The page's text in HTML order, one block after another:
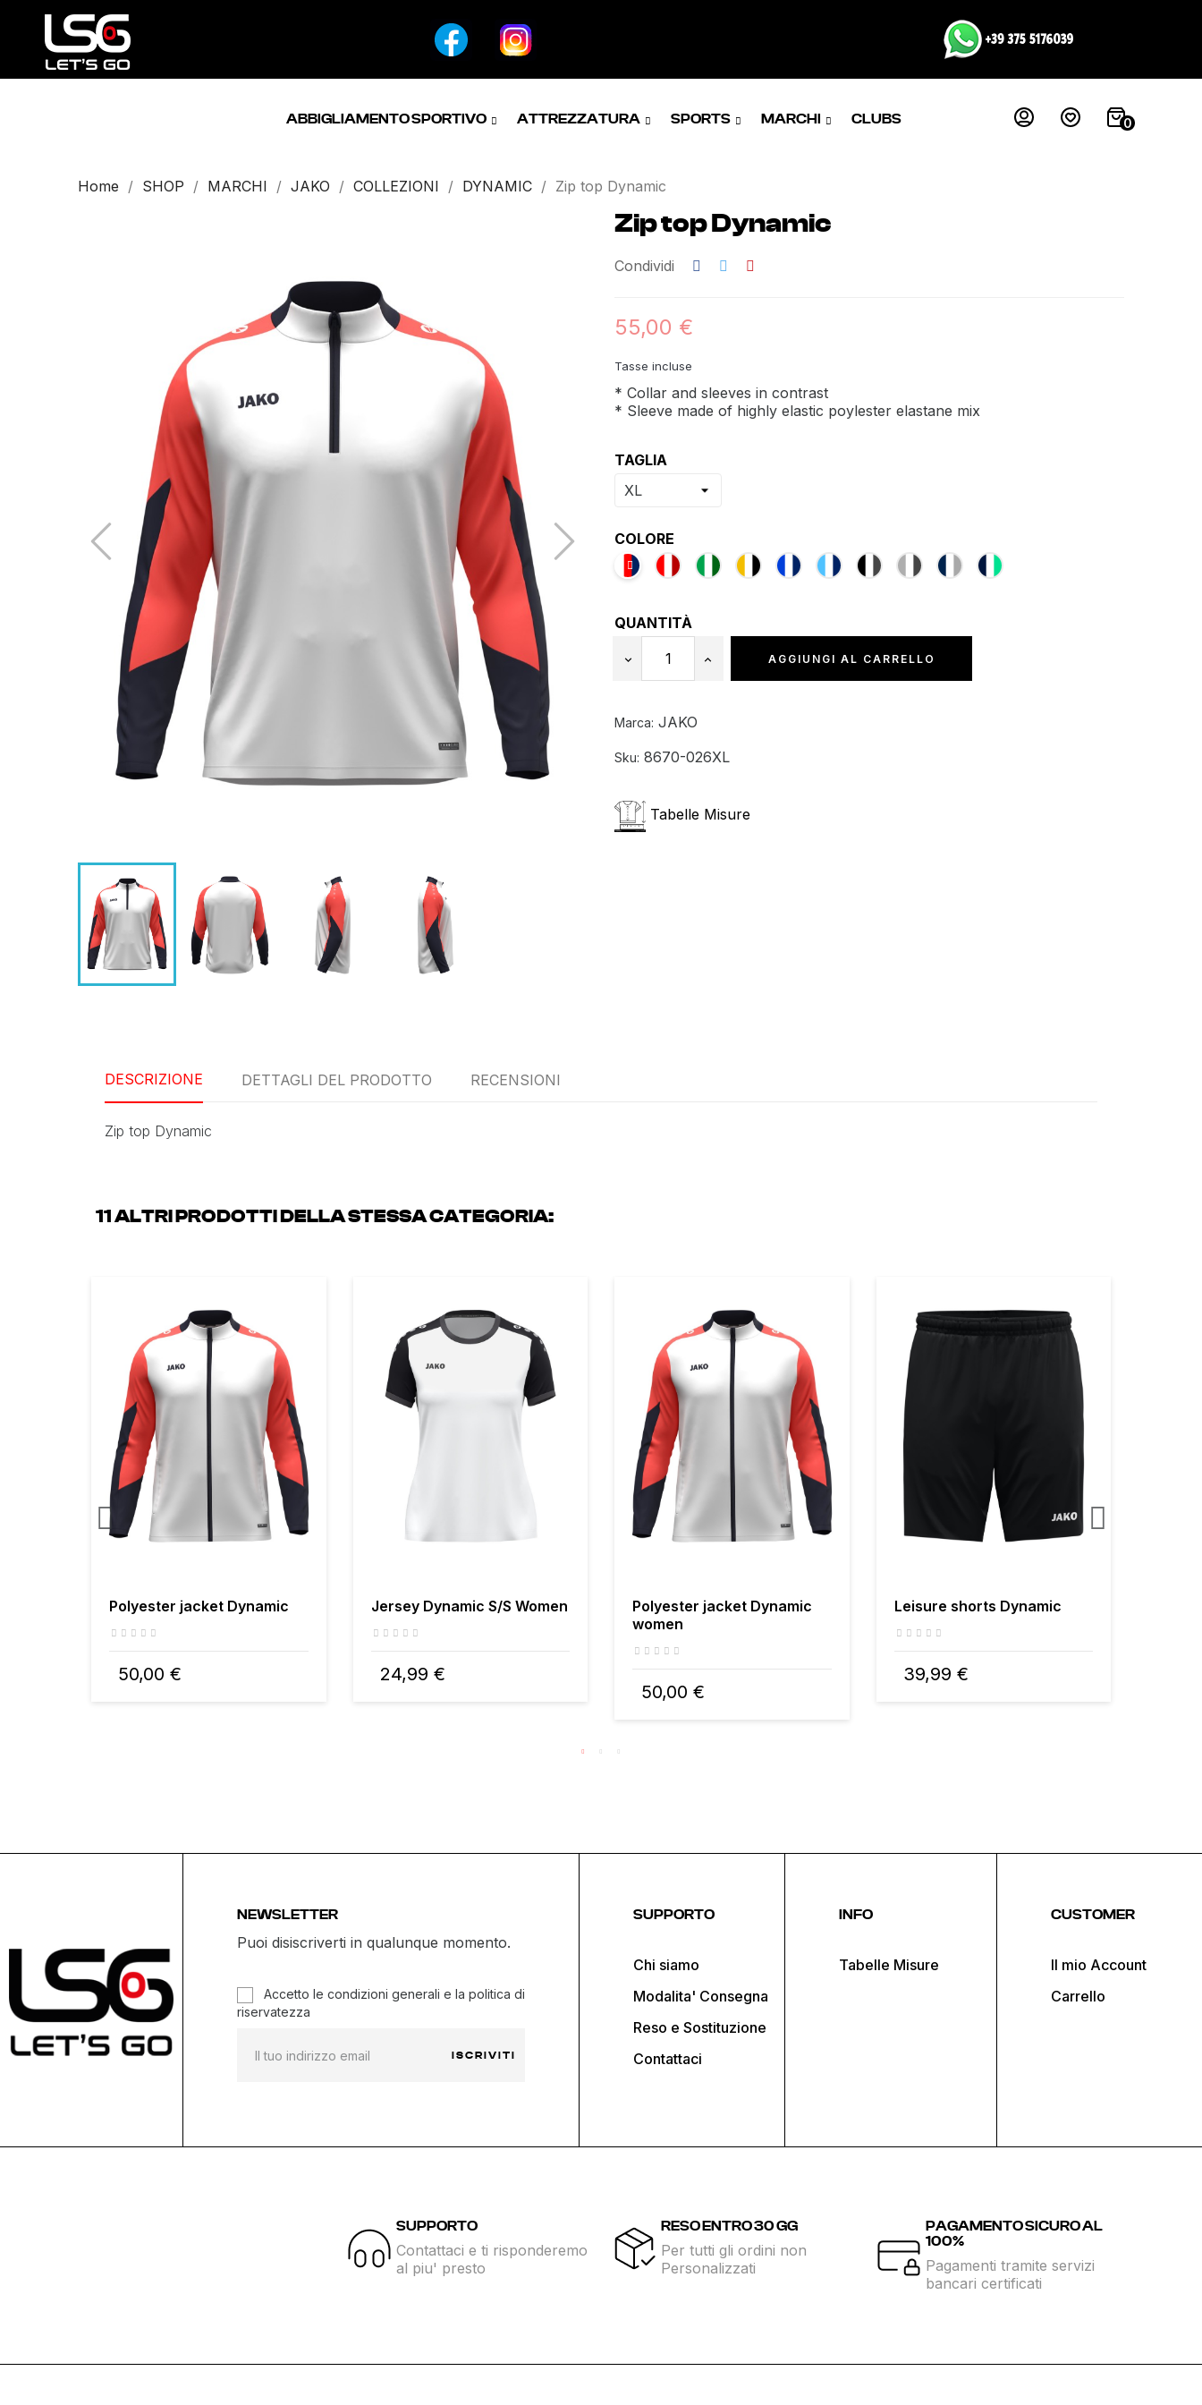
ABBIGLIAMENTO SPORTIVO ATTREZZATURA SPORTS MARCHI CLUBS 0
Home SHOP MARCHI JAKO COLLEZIONI DYNAMIC Zip top Dynamic
Zip top Dynamic
Condividi
55,00 €
Tasse incluse
* Collar and sleeves in contrast
* Sleeve made of highly elastic poylester elastane mix
TAGLIA
COLORE
QUANTITÀ
AGGIUNGI AL CARRELLO
Marca: JAKO
Sku: 8670-026XL
Tabelle Misure
DESCRIZIONE DETTAGLI DEL PRODOTTO RECENSIONI
Zip top Dynamic
11 ALTRI PRODOTTI DELLA STESSA CATEGORIA:
Polyester jacket Dynamic
50,00 €
Jersey Dynamic S/S Women
24,99 €
Polyester jacket Dynamic
women
50,00 €
Leisure shorts Dynamic
39,99 €
NEWSLETTER
Puoi disiscriverti in qualunque momento.
Accetto le condizioni generali e la politica di
riservatezza
ISCRIVITI
SUPPORTO
Chi siamo
Modalita' Consegna
Reso e Sostituzione
Contattaci
INFO
Tabelle Misure
CUSTOMER
Il mio Account
Carrello
SUPPORTO
Contattaci e ti risponderemo
al piu' presto
RESO ENTRO 30 GG
Per tutti gli ordini non
Personalizzati
PAGAMENTO SICURO AL
100%
Pagamenti tramite servizi
bancari certificati